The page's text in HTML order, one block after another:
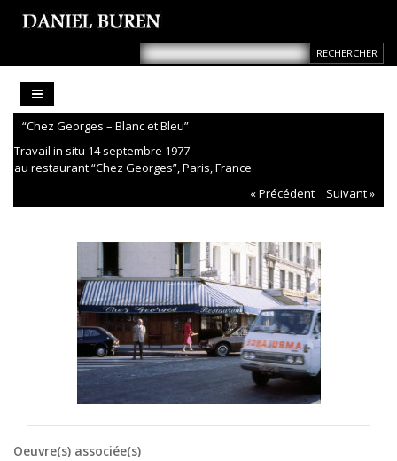
“Chez Georges – Blanc et Bleu”
Travail in situ 14 septembre 1977
au restaurant “Chez Georges”, Paris, France
« Précédent
Suivant »
Oeuvre(s) associée(s)